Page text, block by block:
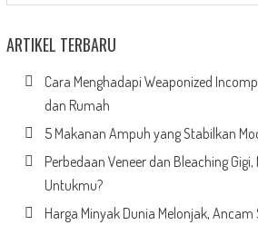
ARTIKEL TERBARU
Cara Menghadapi Weaponized
dan Rumah
5 Makanan Ampuh yang Stabilkan
Perbedaan Veneer dan Bleaching
Untukmu?
Harga Minyak Dunia Melonjak,